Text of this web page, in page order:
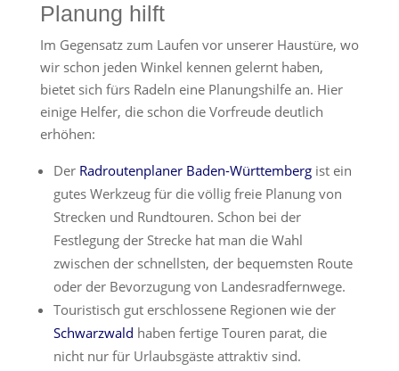
Planung hilft
Im Gegensatz zum Laufen vor unserer Haustüre, wo
wir schon jeden Winkel kennen gelernt haben,
bietet sich fürs Radeln eine Planungshilfe an. Hier
einige Helfer, die schon die Vorfreude deutlich
erhöhen:
Der Radroutenplaner Baden-Württembergist ein
gutes Werkzeug für die völlig freie Planung von
Strecken und Rundtouren. Schon bei der
Festlegung der Strecke hat man die Wahl
zwischen der schnellsten, der bequemsten Route
oder der Bevorzugung von Landesradfernwege.
Touristisch gut erschlossene Regionen wie der
Schwarzwald haben fertige Touren parat, die
nicht nur für Urlaubsgäste attraktiv sind.